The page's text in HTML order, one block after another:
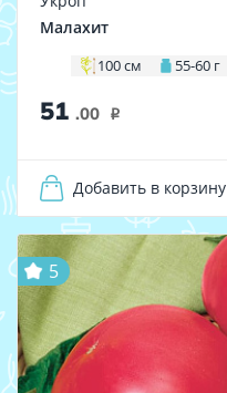
Малахит
100 см 55-60 г
51 .00 i
Добавить в корзину
5